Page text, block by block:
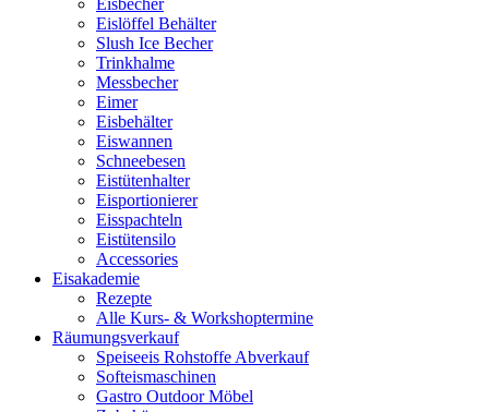
Eislöffel Behälter
Slush Ice Becher
Trinkhalme
Messbecher
Eimer
Eisbehälter
Eiswannen
Schneebesen
Eistütenhalter
Eisportionierer
Eisspachteln
Eistütensilo
Accessories
Eisakademie
Rezepte
Alle Kurs- & Workshoptermine
Räumungsverkauf
Speiseeis Rohstoffe Abverkauf
Softeismaschinen
Gastro Outdoor Möbel